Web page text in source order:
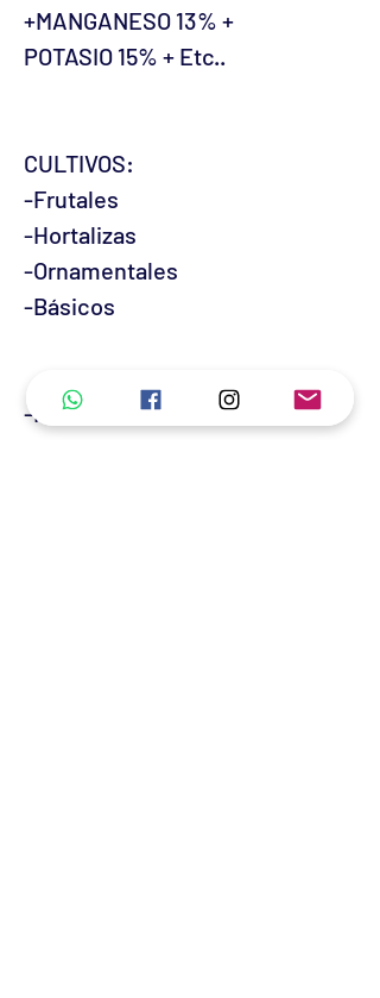
+MANGANESO 13% +
POTASIO 15% + Etc..
CULTIVOS:
-Frutales
-Hortalizas
-Ornamentales
-Básicos
-REVISAR DOSIS EN FICHA